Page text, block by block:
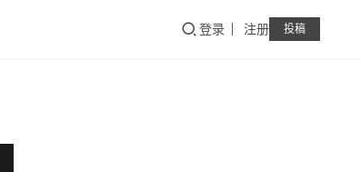
登录 注册 投稿